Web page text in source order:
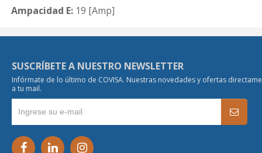
Ampacidad E: 19 [Amp]
SUSCRÍBETE A NUESTRO NEWSLETTER
Infórmate de lo último de COVISA. Nuestras novedades y ofertas
a tu mail.